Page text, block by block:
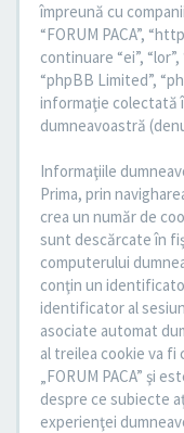
împreună cu
“FORUM PACA”,
continuare “ei”,
“phpBB Limited”,
informaţie colectată
dumneavoastră
Informaţiile
Prima, prin
crea un număr de
sunt descărcate în
computerului
conţin un
identificator al
asociate automat
al treilea cookie va
„FORUM PACA” şi
despre ce subiecte
experienţei